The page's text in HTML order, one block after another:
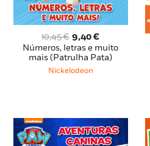
10,45€ O
preço
original
era:
9,40€O
preço
atual
Números, letras e muito
mais (Patrulha Pata)
Nickelodeon